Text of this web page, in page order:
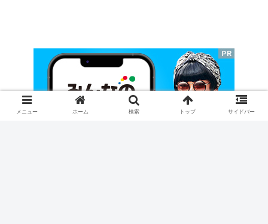
メニュー ホーム 検索 トップ サイドバー